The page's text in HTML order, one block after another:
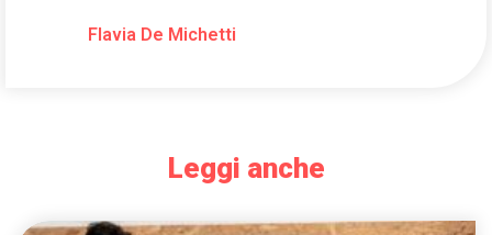
Flavia De Michetti
Leggi anche